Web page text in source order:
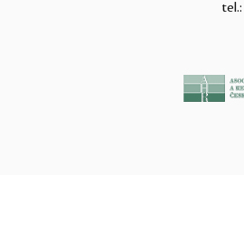
tel.: